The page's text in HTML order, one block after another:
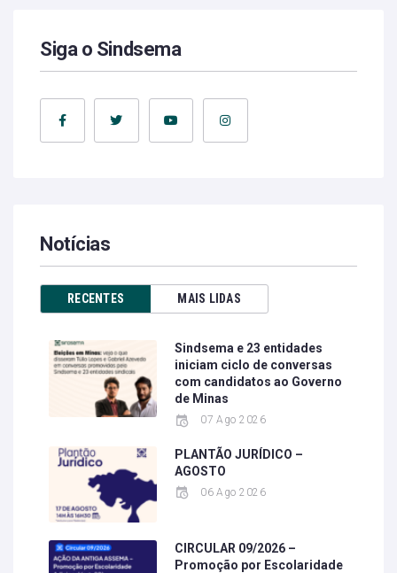
Siga o Sindsema
Notícias
RECENTES MAIS LIDAS
Sindsema e 23 entidades
iniciam ciclo de conversas
com candidatos ao Governo
de Minas
07 Ago 2026
PLANTÃO JURÍDICO –
AGOSTO
06 Ago 2026
CIRCULAR 09/2026 –
Promoção por Escolaridade